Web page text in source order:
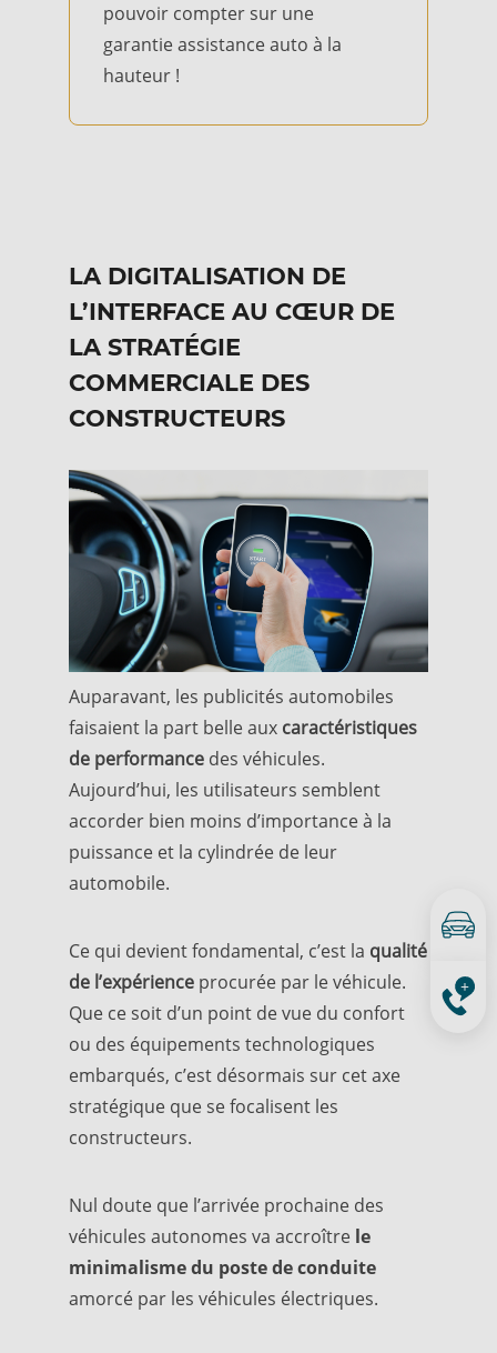
pouvoir compter sur une
garantie assistance auto à la
hauteur !
LA DIGITALISATION DE
L’INTERFACE AU CŒUR DE
LA STRATÉGIE
COMMERCIALE DES
CONSTRUCTEURS
Auparavant, les publicités automobiles
faisaient la part belle aux caractéristiques
de performance des véhicules.
Aujourd’hui, les utilisateurs semblent
accorder bien moins d’importance à la
puissance et la cylindrée de leur
automobile.
Ce qui devient fondamental, c’est la qualité
de l’expérience procurée par le véhicule.
Que ce soit d’un point de vue du confort
ou des équipements technologiques
embarqués, c’est désormais sur cet axe
stratégique que se focalisent les
constructeurs.
Nul doute que l’arrivée prochaine des
véhicules autonomes va accroître le
minimalismedu poste de conduite
amorcé par les véhicules électriques.